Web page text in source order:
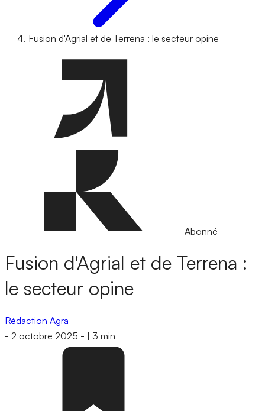
Fusion d'Agrial et de Terrena : le secteur opine
Abonné
Fusion d'Agrial et de Terrena :
le secteur opine
Rédaction Agra
- 2 octobre 2025 - 3 min